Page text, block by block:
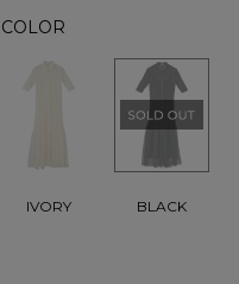
COLOR
IVORY BLACK